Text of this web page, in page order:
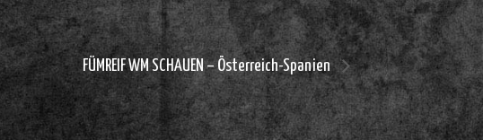
FÜMREIF WM SCHAUEN – Österreich-Spanien